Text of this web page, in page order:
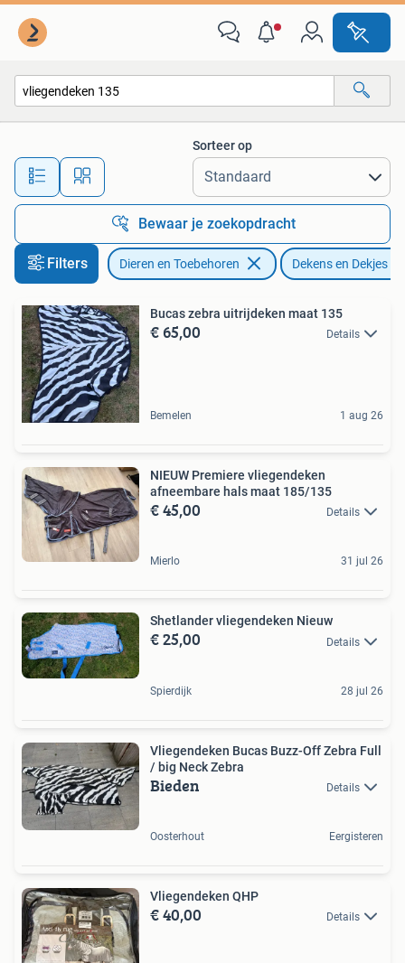
Alle afstanden…
Sorteer op
Bewaar je zoekopdracht
Filters Dieren en Toebehoren Dekens en Dekjes
Bucas zebra uitrijdeken maat 135
€ 65,00 Details
Bemelen 1 aug 26
NIEUW Premiere vliegendeken
afneembare hals maat 185/135
€ 45,00 Details
Mierlo 31 jul 26
Shetlander vliegendeken Nieuw
€ 25,00 Details
Spierdijk 28 jul 26
Vliegendeken Bucas Buzz-Off Zebra Full
/ big Neck Zebra
Bieden Details
Oosterhout Eergisteren
Vliegendeken QHP
€ 40,00 Details